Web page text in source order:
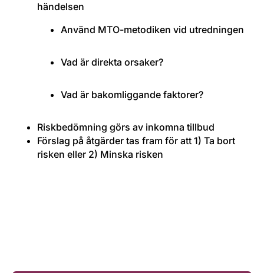
händelsen
Använd MTO-metodiken vid utredningen
Vad är direkta orsaker?
Vad är bakomliggande faktorer?
Riskbedömning görs av inkomna tillbud
Förslag på åtgärder tas fram för att 1) Ta bort
risken eller 2) Minska risken